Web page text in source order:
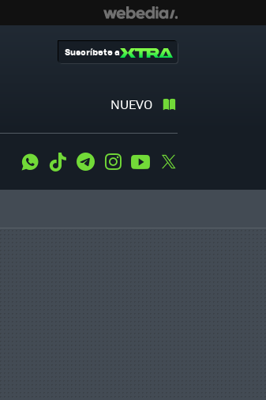
NUEVO
Suscríbete a
WhatsApp
Tiktok TelegramInstagramYoutube